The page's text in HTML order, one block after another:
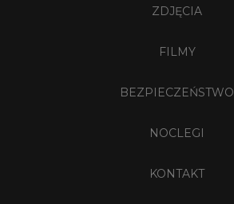
ZDJĘCIA
FILMY
BEZPIECZEŃSTWO
NOCLEGI
KONTAKT